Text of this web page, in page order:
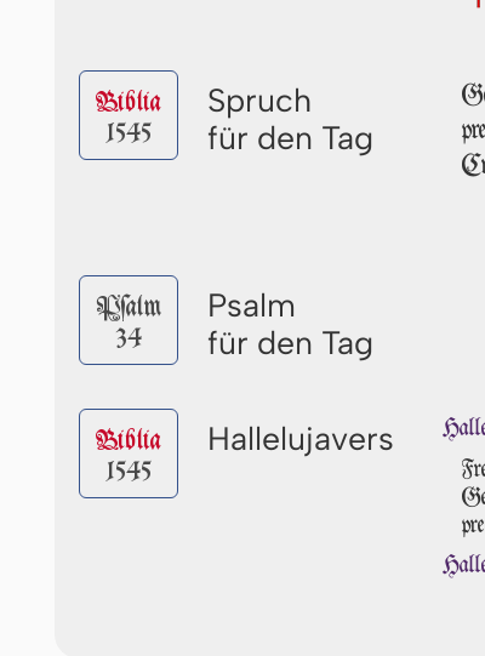
Biblia
1545
Spruch
für den Tag
Pſalm
34
Psalm
für den Tag
Biblia
1545
Hallelujavers